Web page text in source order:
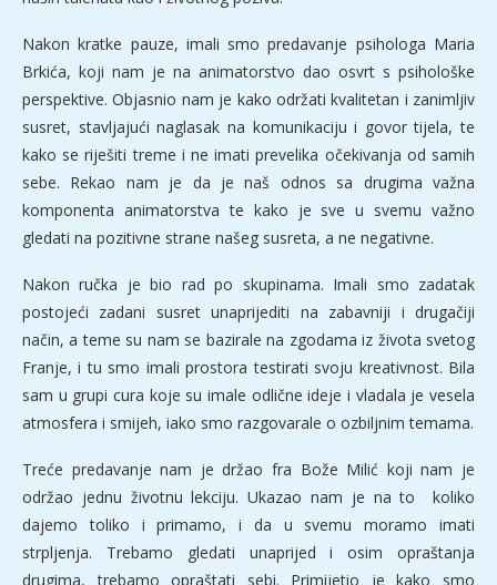
Nakon kratke pauze, imali smo predavanje psihologa Maria
Brkića, koji nam je na animatorstvo dao osvrt s psihološke
perspektive. Objasnio nam je kako održati kvalitetan i zanimljiv
susret, stavljajući naglasak na komunikaciju i govor tijela, te
kako se riješiti treme i ne imati prevelika očekivanja od samih
sebe. Rekao nam je da je naš odnos sa drugima važna
komponenta animatorstva te kako je sve u svemu važno
gledati na pozitivne strane našeg susreta, a ne negativne.
Nakon ručka je bio rad po skupinama. Imali smo zadatak
postojeći zadani susret unaprijediti na zabavniji i drugačiji
način, a teme su nam se bazirale na zgodama iz života svetog
Franje, i tu smo imali prostora testirati svoju kreativnost. Bila
sam u grupi cura koje su imale odlične ideje i vladala je vesela
atmosfera i smijeh, iako smo razgovarale o ozbiljnim temama.
Treće predavanje nam je držao fra Bože Milić koji nam je
održao jednu životnu lekciju. Ukazao nam je na to koliko
dajemo toliko i primamo, i da u svemu moramo imati
strpljenja. Trebamo gledati unaprijed i osim opraštanja
drugima, trebamo opraštati sebi. Primijetio je kako smo